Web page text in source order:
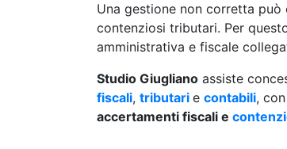
Una gestione non corretta può
contenziosi tributari. Per
amministrativa e fiscale
Studio Giugliano assiste
fiscali, tributari e contabili,
accertamenti fiscali e